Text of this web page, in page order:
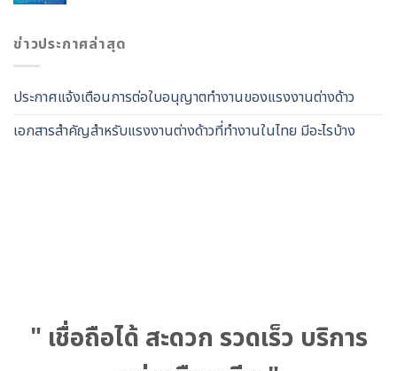
ข่าวประกาศล่าสุด
ประกาศแจ้งเตือนการต่อใบอนุญาตทำงานของแรงงานต่างด้าว
เอกสารสำคัญสำหรับแรงงานต่างด้าวที่ทำงานในไทย มีอะไรบ้าง
" เชื่อถือได้ สะดวก รวดเร็ว บริการ